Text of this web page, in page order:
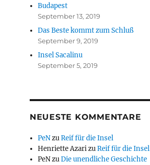
Budapest
September 13, 2019
Das Beste kommt zum Schluß
September 9, 2019
Insel Sacalinu
September 5, 2019
NEUESTE KOMMENTARE
PeNzuReif für die Insel
Henriette AzarizuReif für die Insel
PeNzuDie unendliche Geschichte